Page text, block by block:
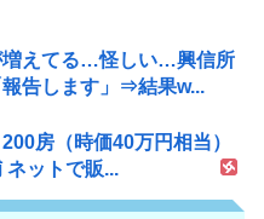
増えてる…怪しい…興信所
告します」⇒結果w...
房（時価40万円相当）
ネットで販...